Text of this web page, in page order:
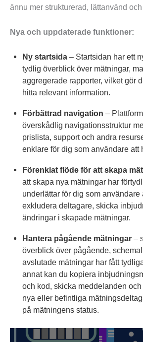
ännu mer strukturerad, lättanvänd
Nya och uppdaterade funktioner:
Ny startsida– Startsidan har ett
tydlig överblick över mätningar,
aggregerade rapporter, vilket gör
hitta relevant information.
Förbättrad navigation –
överskådlig navigationsstruktur
prislista, support och andra
enklare för dig som användare att
Förenklat flöde för att skapa
att skapa nya mätningar har
underlättar för dig som
exkludera deltagare, skicka
ändringar i skapade mätningar.
Hantera pågående mätningar–
överblick över pågående,
avslutade mätningar har fått
annat kan du kopiera
och kod, skicka meddelanden och
nya eller befintliga
på mätningens status.